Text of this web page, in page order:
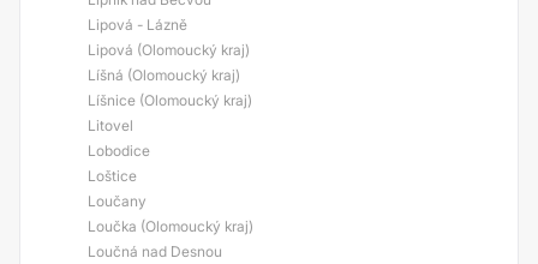
Lipová - Lázně
Lipová (Olomoucký kraj)
Líšná (Olomoucký kraj)
Líšnice (Olomoucký kraj)
Litovel
Lobodice
Loštice
Loučany
Loučka (Olomoucký kraj)
Loučná nad Desnou